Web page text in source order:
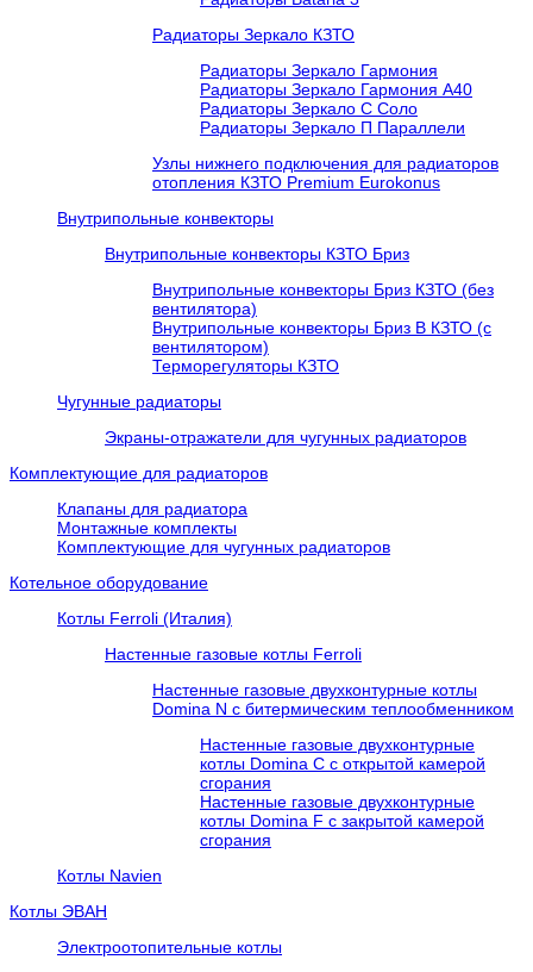
Радиаторы Зеркало КЗТО
Радиаторы Зеркало Гармония
Радиаторы Зеркало Гармония А40
Радиаторы Зеркало С Соло
Радиаторы Зеркало П Параллели
Узлы нижнего подключения для радиаторов
отопления КЗТО Premium Eurokonus
Внутрипольные конвекторы
Внутрипольные конвекторы КЗТО Бриз
Внутрипольные конвекторы Бриз КЗТО (без
вентилятора)
Внутрипольные конвекторы Бриз В КЗТО (с
вентилятором)
Терморегуляторы КЗТО
Чугунные радиаторы
Экраны-отражатели для чугунных радиаторов
Комплектующие для радиаторов
Клапаны для радиатора
Монтажные комплекты
Комплектующие для чугунных радиаторов
Котельное оборудование
Котлы Ferroli (Италия)
Настенные газовые котлы Ferroli
Настенные газовые двухконтурные котлы
Domina N с битермическим теплообменником
Настенные газовые двухконтурные
котлы Domina C с открытой камерой
сгорания
Настенные газовые двухконтурные
котлы Domina F с закрытой камерой
сгорания
Котлы Navien
Котлы ЭВАН
Электроотопительные котлы